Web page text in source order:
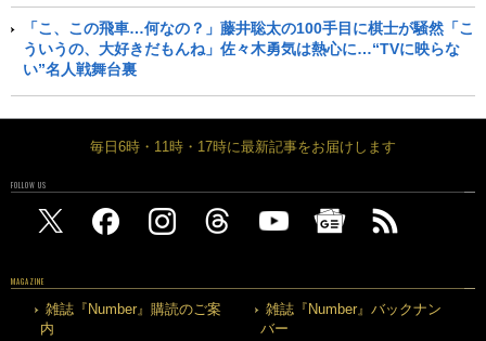
「こ、この飛車…何なの？」藤井聡太の100手目に棋士が騒然「こ
ういうの、大好きだもんね」佐々木勇気は熱心に…“TVに映らな
い”名人戦舞台裏
毎日6時・11時・17時に最新記事をお届けします
FOLLOW US
MAGAZINE
雑誌『Number』購読のご案
内
雑誌『Number』バックナン
バー